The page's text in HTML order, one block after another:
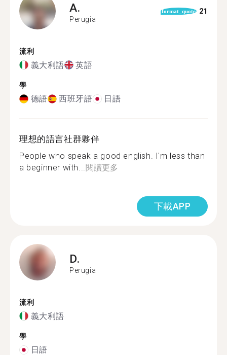
A.
Perugia
format_quote 21
流利
義大利語 英語
學
德語 西班牙語 日語
理想的語言社群夥伴
People who speak a good english. I'm less than
a beginner with...閱讀更多
下載APP
D.
Perugia
流利
義大利語
學
日語